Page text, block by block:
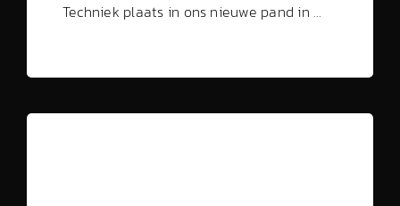
Techniek plaats in ons nieuwe pand in …